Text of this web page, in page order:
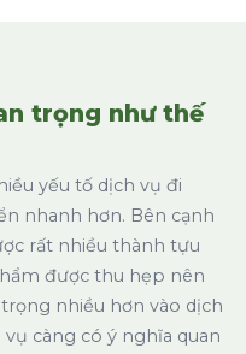
trọng như thế
yếu tố dịch vụ đi
nhanh hơn. Bên cạnh
rất nhiều thành tựu
được thu hẹp nên
nhiều hơn vào dịch
vụ càng có ý nghĩa quan